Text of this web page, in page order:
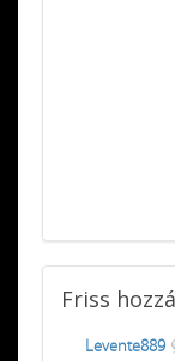
Friss
Levente889